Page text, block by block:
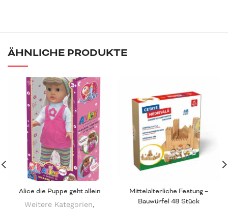
ÄHNLICHE PRODUKTE
Alice die Puppe geht allein
Weitere Kategorien,
Mittelalterliche Festung –
Bauwürfel 48 Stück